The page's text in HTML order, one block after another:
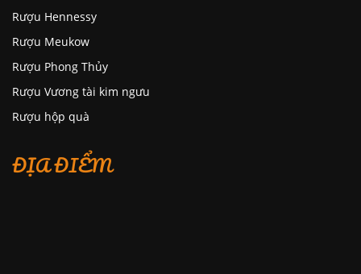
Rượu Hennessy
Rượu Meukow
Rượu Phong Thủy
Rượu Vương tài kim ngưu
Rượu hộp quà
ĐỊA ĐIỂM